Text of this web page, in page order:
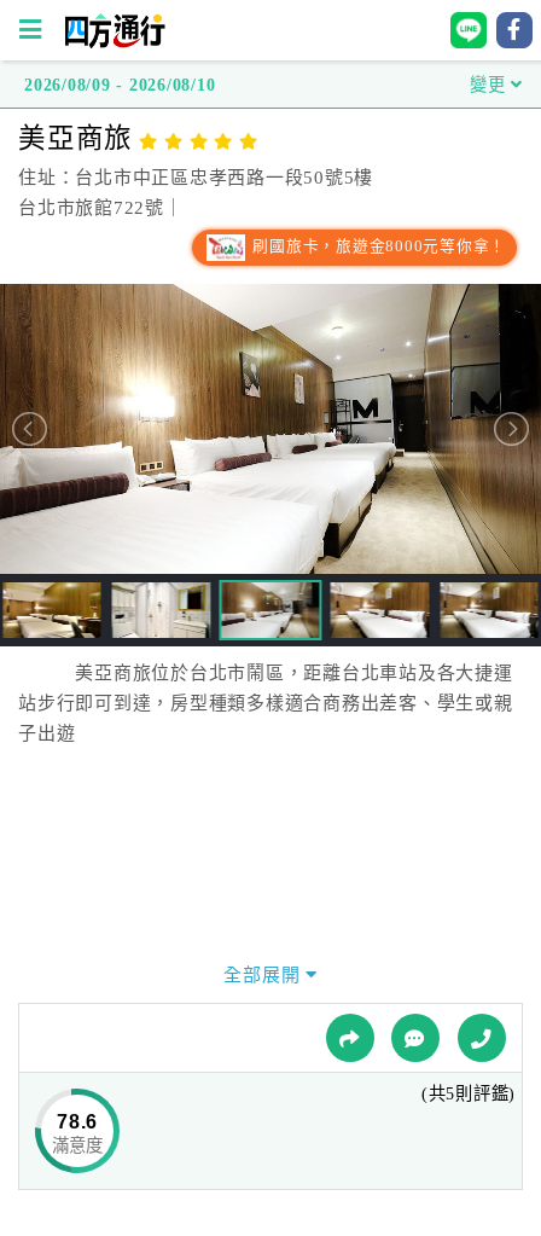
方
通
行
台
灣
訂
房
直
跟
飯
店
房
HOT
球
網
2026/08/09 - 2026/08/10 變更
美亞商旅
住址：台北市中正區忠孝西路一段50號5樓
台北市旅館722號｜
刷國旅卡，旅遊金8000元等你拿！
美亞商旅位於台北市鬧區，距離台北車站及各大捷運
站步行即可到達，房型種類多樣適合商務出差客、學生或親
子出遊
全部展開
78.6
滿意度
(共5則評鑑)